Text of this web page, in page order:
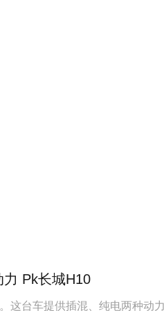
Pk长城H10
这台车提供插混、纯电两种动